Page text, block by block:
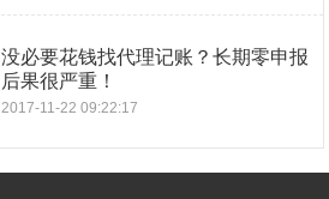
没必要花钱找代理记账？长期零申报
后果很严重！
2017-11-22 09:22:17